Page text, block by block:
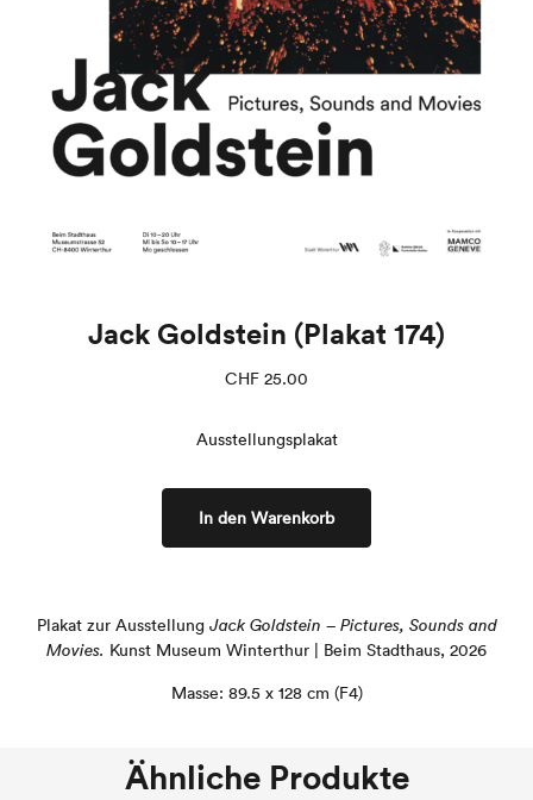
Jack Goldstein (Plakat 174)
CHF 25.00
Ausstellungsplakat
In den Warenkorb
Plakat zur Ausstellung Jack Goldstein – Pictures, Sounds and
Movies. Kunst Museum Winterthur | Beim Stadthaus, 2026
Masse: 89.5 x 128 cm (F4)
Ähnliche Produkte